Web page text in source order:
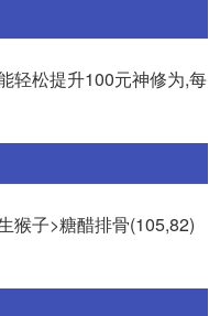
轻松提升100元神修为,每
子>糖醋排骨(105,82)